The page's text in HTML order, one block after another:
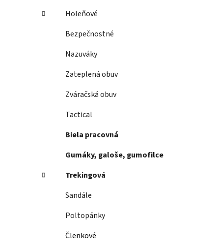
Holeňové
Bezpečnostné
Nazuváky
Zateplená obuv
Zváračská obuv
Tactical
Biela pracovná
Gumáky, galoše, gumofilce
Trekingová
Sandále
Poltopánky
Členkové